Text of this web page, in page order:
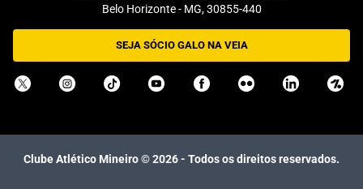
Belo Horizonte - MG, 30855-440
SEJA SÓCIO GALO NA VEIA
Clube Atlético Mineiro ©2026- Todos os direitos reservados.